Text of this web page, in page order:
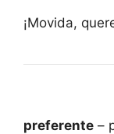
¡Movida,
preferente –